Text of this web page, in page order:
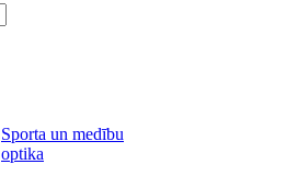
Sporta un medību
optika